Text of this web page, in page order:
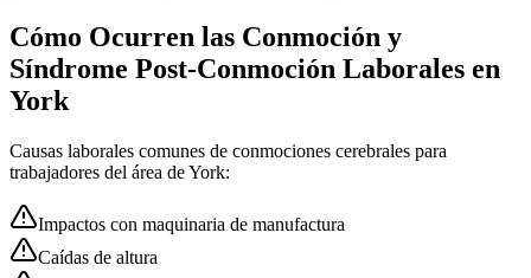
Cómo Ocurren las Conmoción y
Síndrome Post-Conmoción Laborales en
York
Causas laborales comunes de conmociones cerebrales para
trabajadores del área deYork:
Impactos con maquinaria de manufactura
Caídas de altura